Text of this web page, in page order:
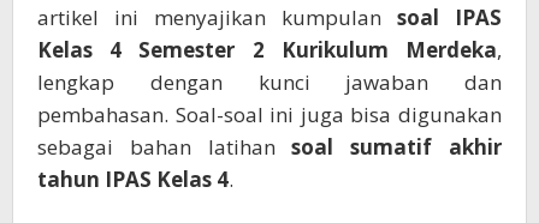
artikel ini menyajikan kumpulan soal IPAS
Kelas 4 Semester 2 Kurikulum Merdeka,
lengkap dengan kunci jawaban dan
pembahasan. Soal-soal ini juga bisa digunakan
sebagai bahan latihansoal sumatif akhir
tahun IPAS Kelas 4.